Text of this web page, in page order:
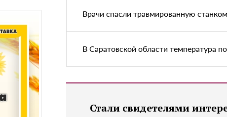
Врачи спасли травмированную
В Саратовской области температура
Стали свидетелями